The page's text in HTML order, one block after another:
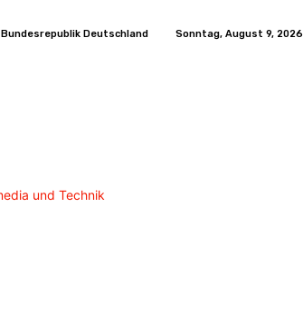
Bundesrepublik Deutschland Sonntag, August 9, 2026